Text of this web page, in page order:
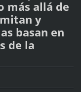
más allá de
y
basan en
de la